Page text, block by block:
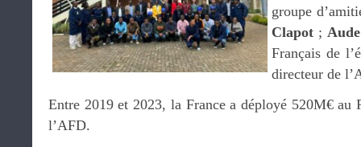
groupe
Clapot ;
Français de
directeur de
Entre 2019 et 2023, la France a déployé 520M€ au
l’AFD.